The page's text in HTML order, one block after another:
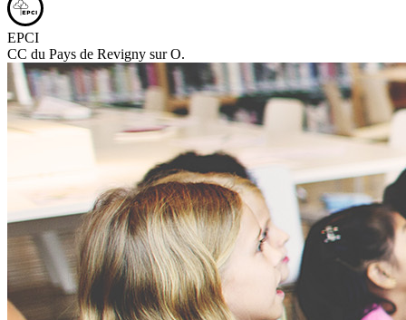
EPCI
CC du Pays de Revigny sur O.